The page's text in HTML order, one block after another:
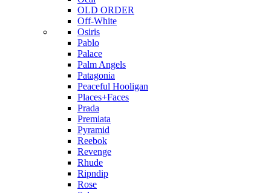
OLD ORDER
Off-White
Osiris
Pablo
Palace
Palm Angels
Patagonia
Peaceful Hooligan
Places+Faces
Prada
Premiata
Pyramid
Reebok
Revenge
Rhude
Ripndip
Rose